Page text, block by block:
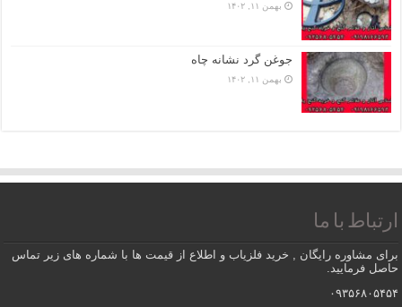
بهمن ۱۱, ۱۴۰۲
جوغن گرد نشانه چاه
بهمن ۱۱, ۱۴۰۲
ارتباط با ما
برای مشاوره رایگان , خرید فلزیاب و اطلاع از قیمت ها با شماره های زیر تماس
حاصل فرمایید.
۰۹۳۵۶۸۰۵۴۵۴